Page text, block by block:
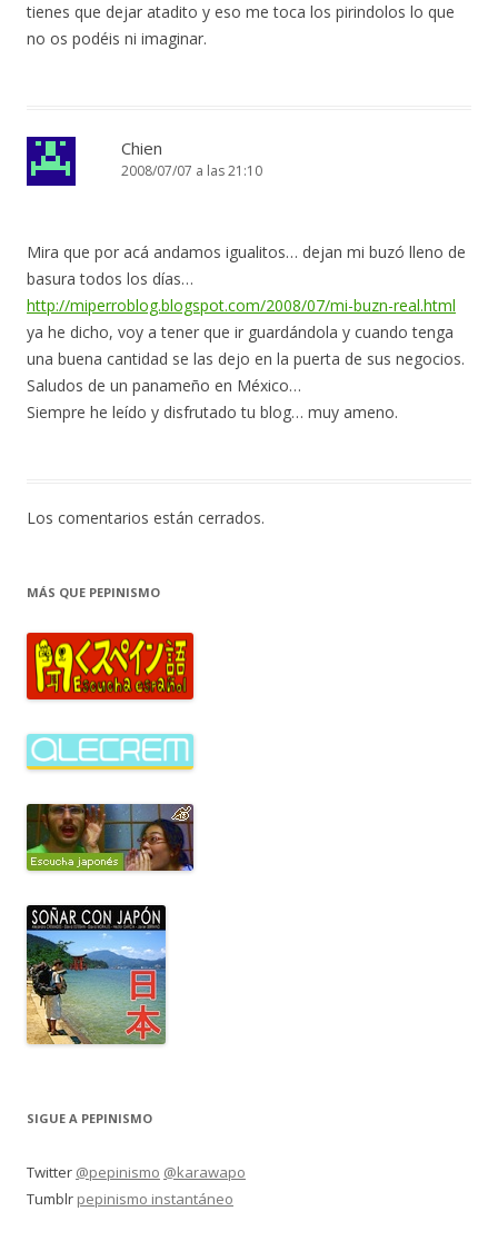
tienes que dejar atadito y eso me toca los pirindolos lo que
no os podéis ni imaginar.
Chien
2008/07/07 a las 21:10
Mira que por acá andamos igualitos… dejan mi buzó lleno de
basura todos los días…
http://miperroblog.blogspot.com/2008/07/mi-buzn-real.html
ya he dicho, voy a tener que ir guardándola y cuando tenga
una buena cantidad se las dejo en la puerta de sus negocios.
Saludos de un panameño en México…
Siempre he leído y disfrutado tu blog… muy ameno.
Los comentarios están cerrados.
MÁS QUE PEPINISMO
SIGUE A PEPINISMO
Twitter @pepinismo @karawapo
Tumblr pepinismo instantáneo